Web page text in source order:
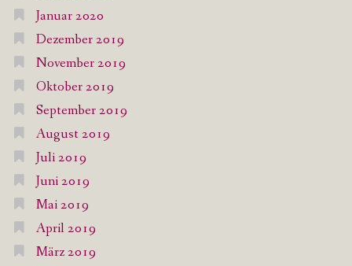
Januar 2020
Dezember 2019
November 2019
Oktober 2019
September 2019
August 2019
Juli 2019
Juni 2019
Mai 2019
April 2019
März 2019